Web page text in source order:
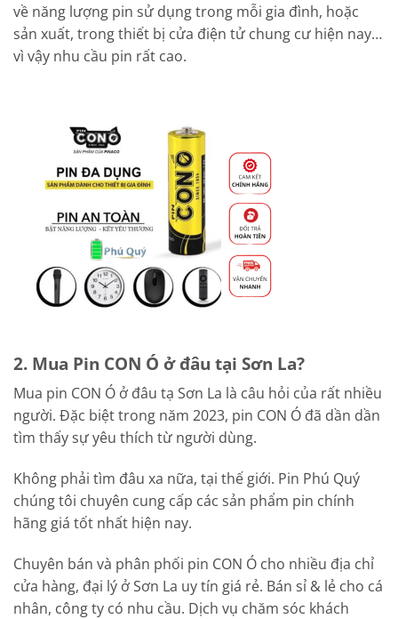
về năng lượng pin sử dụng trong mỗi gia đình, hoặc
sản xuất, trong thiết bị cửa điện tử chung cư hiện nay…
vì vậy nhu cầu pin rất cao.
2. Mua Pin CON Ó ở đâu tại Sơn La?
Mua pin CON Ó ở đâu tạ Sơn La là câu hỏi của rất nhiều
người. Đặc biệt trong năm 2023, pin CON Ó đã dần dần
tìm thấy sự yêu thích từ người dùng.
Không phải tìm đâu xa nữa, tại thế giới. Pin Phú Quý
chúng tôi chuyên cung cấp các sản phẩm pin chính
hãng giá tốt nhất hiện nay.
Chuyên bán và phân phối pin CON Ó cho nhiều địa chỉ
cửa hàng, đại lý ở Sơn La uy tín giá rẻ. Bán sỉ & lẻ cho cá
nhân, công ty có nhu cầu. Dịch vụ chăm sóc khách